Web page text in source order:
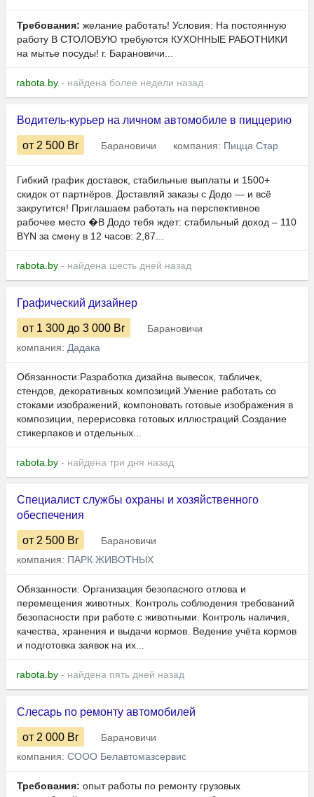
Требования: желание работать! Условия: ​​​​​​​На постоянную
работу В СТОЛОВУЮ требуются КУХОННЫЕ РАБОТНИКИ
на мытье посуды! г. Барановичи...
rabota.by - найдена более недели назад
Водитель-курьер на личном автомобиле в пиццерию
от 2 500 Br Барановичи компания: Пицца Стар
Гибкий график доставок, стабильные выплаты и 1500+
скидок от партнёров. Доставляй заказы с Додо — и всё
закрутится! Приглашаем работать на перспективное
рабочее место �В Додо тебя ждет: стабильный доход – 110
BYN за смену в 12 часов: 2,87...
rabota.by - найдена шесть дней назад
Графический дизайнер
от 1 300 до 3 000 Br
Барановичи
компания: Дадака
Обязанности:Разработка дизайна вывесок, табличек,
стендов, декоративных композиций.Умение работать со
стоками изображений, компоновать готовые изображения в
композиции, перерисовка готовых иллюстраций.Создание
стикерпаков и отдельных...
rabota.by - найдена три дня назад
Специалист службы охраны и хозяйственного
обеспечения
от 2 500 Br
Барановичи
компания: ПАРК ЖИВОТНЫХ
Обязанности: Организация безопасного отлова и
перемещения животных. Контроль соблюдения требований
безопасности при работе с животными. Контроль наличия,
качества, хранения и выдачи кормов. Ведение учёта кормов
и подготовка заявок на их...
rabota.by - найдена пять дней назад
Слесарь по ремонту автомобилей
от 2 000 Br
Барановичи
компания: СООО Белавтомазсервис
Требования: опыт работы по ремонту грузовых